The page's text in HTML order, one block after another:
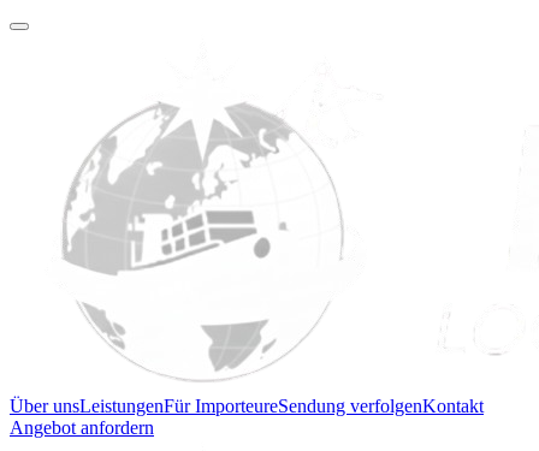
Über unsLeistungenFür ImporteureSendung verfolgenKontakt
Angebot anfordern